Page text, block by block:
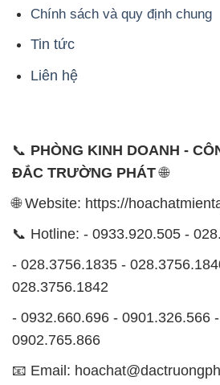
Chính sách và quy định chung
Tin tức
Liên hệ
📞 PHÒNG KINH DOANH -
ĐẮC TRƯỜNG PHÁT🌐
🌐 Website: https://
📞 Hotline: - 0933.920.505 -
- 028.3756.1835 -
028.3756.1842
- 0932.660.696 - 0901.326.566
0902.765.866
📧 Email: